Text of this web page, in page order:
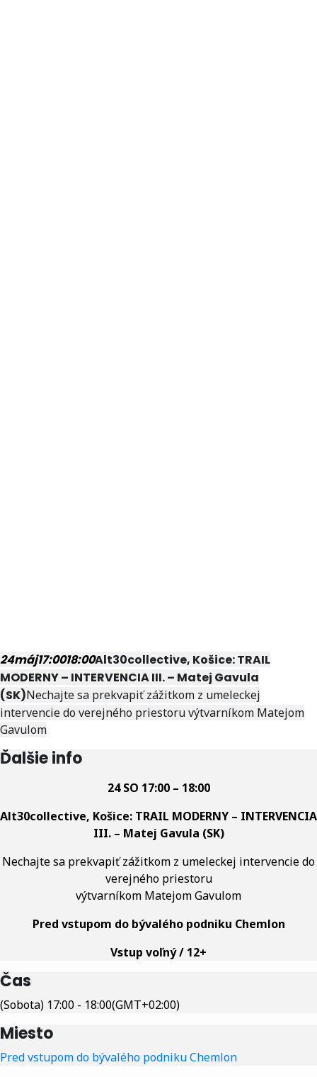
24máj17:0018:00Alt30collective, Košice: TRAIL
MODERNY – INTERVENCIA III. – Matej Gavula
(SK)Nechajte sa prekvapiť zážitkom z umeleckej
intervencie do verejného priestoru výtvarníkom Matejom
Gavulom
Ďalšie info
24 SO 17:00 – 18:00
Alt30collective, Košice: TRAIL MODERNY – INTERVENCIA
III. – Matej Gavula (SK)
Nechajte sa prekvapiť zážitkom z umeleckej intervencie do
verejného priestoru
výtvarníkom Matejom Gavulom
Pred vstupom do bývalého podniku Chemlon
Vstup voľný / 12+
Čas
(Sobota) 17:00 - 18:00(GMT+02:00)
Miesto
Pred vstupom do bývalého podniku Chemlon